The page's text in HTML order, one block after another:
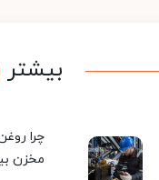
بیشتر
چرا
مخزن